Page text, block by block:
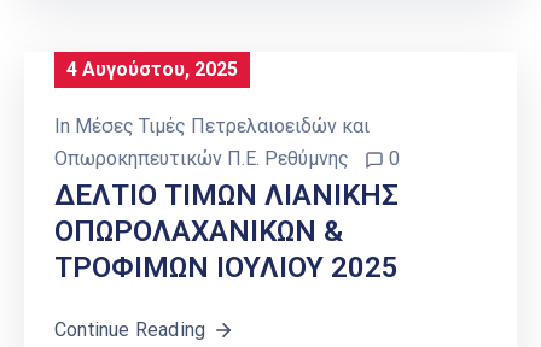
4 Αυγούστου, 2025
In Μέσες Τιμές Πετρελαιοειδών και
Οπωροκηπευτικών Π.Ε. Ρεθύμνης
0
ΔΕΛΤΙΟ ΤΙΜΩΝ ΛΙΑΝΙΚΗΣ
ΟΠΩΡΟΛΑΧΑΝΙΚΩΝ &
ΤΡΟΦΙΜΩΝ ΙΟΥΛΙΟΥ 2025
Continue Reading